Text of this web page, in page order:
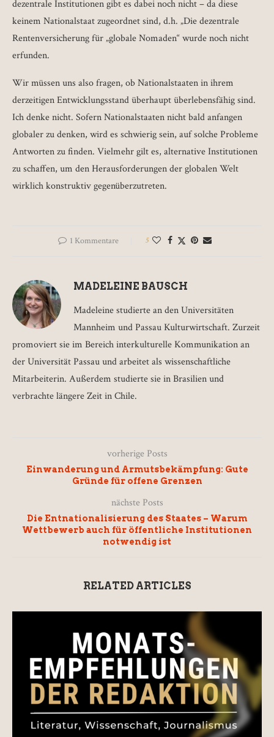
dezentrale Institutionen gibt es dabei noch nicht – da diese
keinem Nationalstaat zugeordnet sind, d.h. „Die dezentrale
Rentenversicherung für „globale Nomaden“ wurde noch nicht
erfunden.
Wir müssen uns also fragen, ob Nationalstaaten in ihrem
derzeitigen Entwicklungsstand überhaupt überlebensfähig sind.
Ich denke nicht. Sofern Nationalstaaten nicht bald anfangen
globaler zu denken, wird es schwierig sein, auf solche Probleme
Antworten zu finden. Vielmehr gilt es, alternative Institutionen
zu schaffen, um den Herausforderungen der globalen Welt
wirklich konstruktiv gegenüberzutreten.
1 Kommentare 5
MADELEINE BAUSCH
Madeleine studierte an den Universitäten
Mannheim und Passau Kulturwirtschaft. Zurzeit
promoviert sie im Bereich interkulturelle Kommunikation an
der Universität Passau und arbeitet als wissenschaftliche
Mitarbeiterin. Außerdem studierte sie in Brasilien und
verbrachte längere Zeit in Chile.
vorherige Posts
Einwanderung und Armutsbekämpfung: Gute
Gründe für offene Grenzen
nächste Posts
Die Entnationalisierung des Staates – Warum
Wettbewerb auch für öffentliche Institutionen
notwendig ist
RELATED ARTICLES